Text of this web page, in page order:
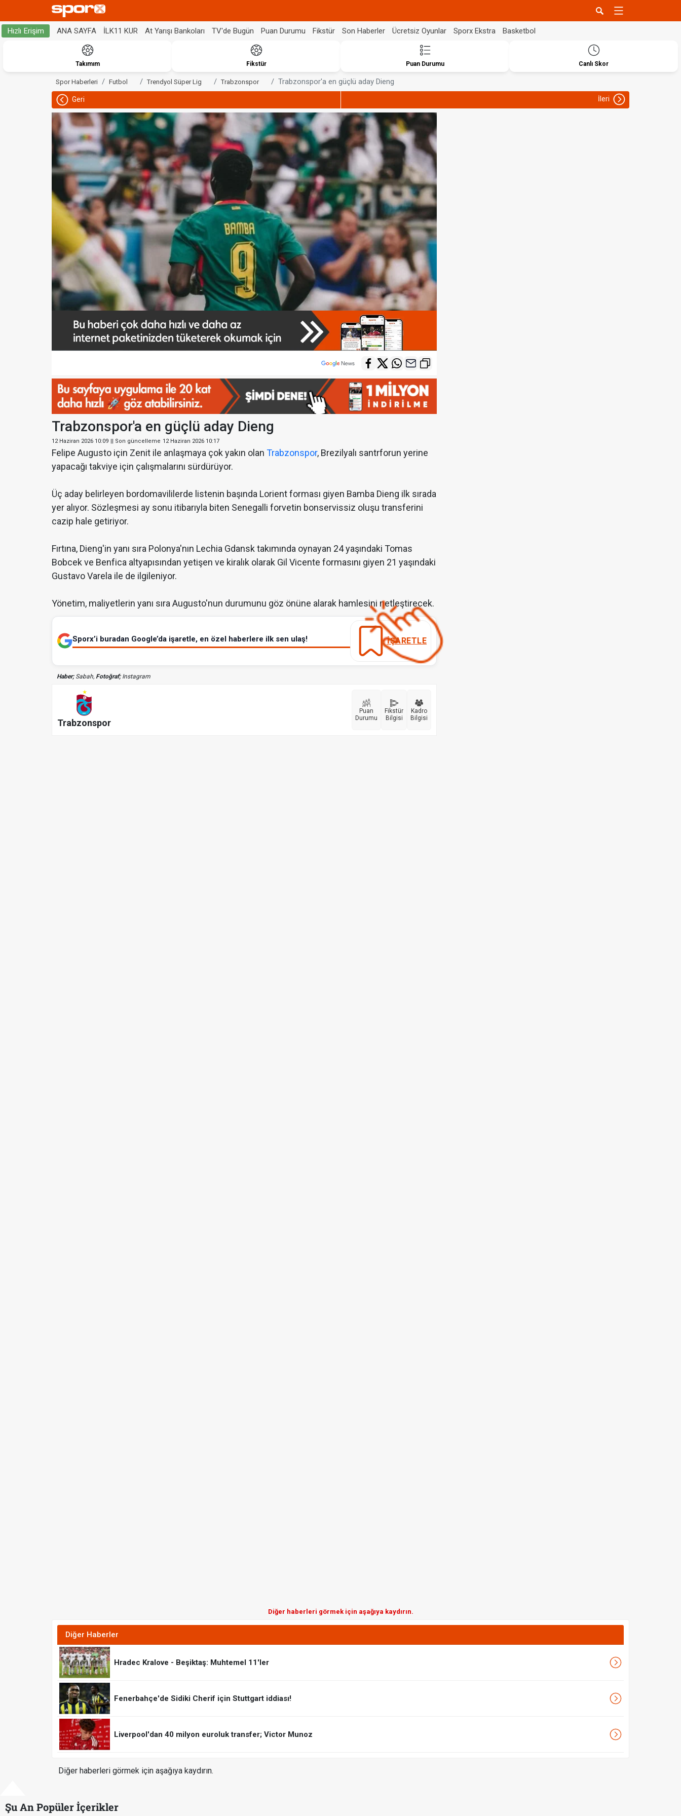
Hızlı Erişim ANA SAYFA İLK11 KUR At Yarışı Bankoları TV'de Bugün Puan Durumu Fikstür Son Haberler Ücretsiz Oyunlar Sporx Ekstra Basketbol
Takımım Fikstür Puan Durumu Canlı Skor
Spor Haberleri Futbol Trendyol Süper Lig Trabzonspor Trabzonspor'a en güçlü aday Dieng
Geri İleri
Trabzonspor'a en güçlü aday Dieng
12 Haziran 2026 10:09 || Son güncelleme 12 Haziran 2026 10:17
Felipe Augusto için Zenit ile anlaşmaya çok yakın olan Trabzonspor, Brezilyalı santrforun yerine
yapacağı takviye için çalışmalarını sürdürüyor.
Üç aday belirleyen bordomavililerde listenin başında Lorient forması giyen Bamba Dieng ilk sırada
yer alıyor. Sözleşmesi ay sonu itibarıyla biten Senegalli forvetin bonservissiz oluşu transferini
cazip hale getiriyor.
Fırtına, Dieng'in yanı sıra Polonya'nın Lechia Gdansk takımında oynayan 24 yaşındaki Tomas
Bobcek ve Benfica altyapısından yetişen ve kiralık olarak Gil Vicente formasını giyen 21 yaşındaki
Gustavo Varela ile de ilgileniyor.
Yönetim, maliyetlerin yanı sıra Augusto'nun durumunu göz önüne alarak hamlesini netleştirecek.
Sporx’i buradan Google’da işaretle, en özel haberlere ilk sen ulaş! İŞARETLE
Haber;Sabah, Fotoğraf;Instagram
Trabzonspor
Puan
Durumu
Fikstür
Bilgisi
Kadro
Bilgisi
Diğer haberleri görmek için aşağıya kaydırın.
Diğer Haberler
Hradec Kralove - Beşiktaş: Muhtemel 11'ler
Fenerbahçe'de Sidiki Cherif için Stuttgart iddiası!
Liverpool'dan 40 milyon euroluk transfer; Victor Munoz
Diğer haberleri görmek için aşağıya kaydırın.
Şu An Popüler İçerikler